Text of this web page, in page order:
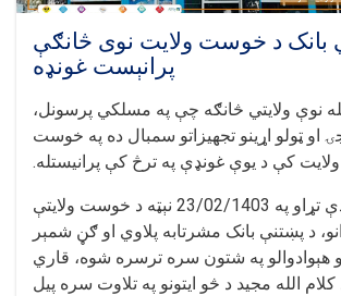
بانک د خوست ولایت نوی څانګې
پرانېست غونډه
نوې ولایتي څانګه چې په مسلکي پرسونل،
او ټولو اړینو تجهیزاتو سمبال ده په خوست
ولایت کې د یوې غونډې په ترڅ کې پرانیستله.
غونډه چې په دې تړاو په 23/02/1403 نېټه د خوست ولایتې
د پښتنې بانک مشرتابه پلاوي او ګڼ شمېر
په شتون سره ترسره شوه، قاري
الله مجید د څو ایتونو په تلاوت سره پیل